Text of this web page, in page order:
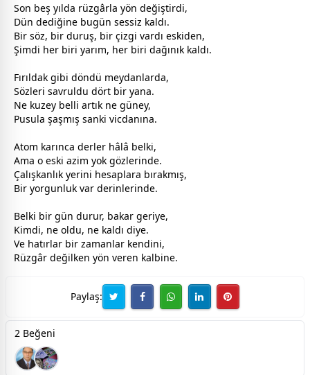
Son beş yılda rüzgârla yön değiştirdi,
Dün dediğine bugün sessiz kaldı.
Bir söz, bir duruş, bir çizgi vardı eskiden,
Şimdi her biri yarım, her biri dağınık kaldı.
Fırıldak gibi döndü meydanlarda,
Sözleri savruldu dört bir yana.
Ne kuzey belli artık ne güney,
Pusula şaşmış sanki vicdanına.
Atom karınca derler hâlâ belki,
Ama o eski azim yok gözlerinde.
Çalışkanlık yerini hesaplara bırakmış,
Bir yorgunluk var derinlerinde.
Belki bir gün durur, bakar geriye,
Kimdi, ne oldu, ne kaldı diye.
Ve hatırlar bir zamanlar kendini,
Rüzgâr değilken yön veren kalbine.
Paylaş:
2 Beğeni